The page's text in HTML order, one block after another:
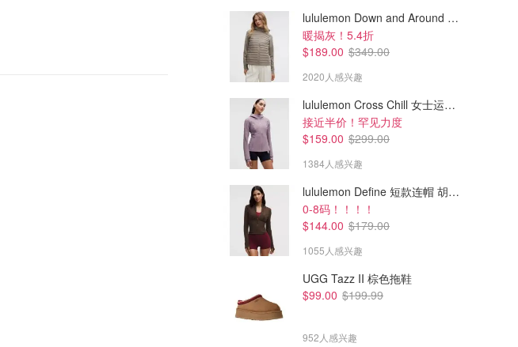
lululemon Down and Around 羽绒夹克
暖揭灰！5.4折
$189.00 $349.00
2020人感兴趣
lululemon Cross Chill 女士运动外套
接近半价！罕见力度
$159.00 $299.00
1384人感兴趣
lululemon Define 短款连帽 胡桃棕
0-8码！！！！
$144.00 $179.00
1055人感兴趣
UGG Tazz II 棕色拖鞋
$99.00 $199.99
952人感兴趣